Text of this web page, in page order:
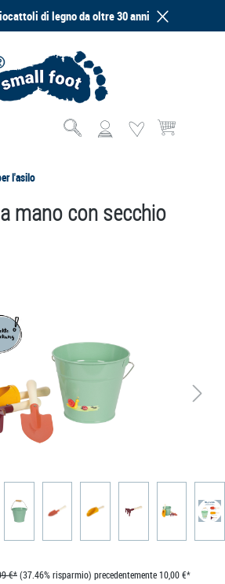
di legno da oltre 30 anni
Il carrello
l'asilo
mano con secchio
€*(37.46% risparmio) precedentemente 10,00 €*